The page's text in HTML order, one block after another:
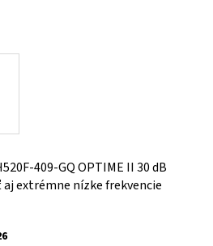
409-GQ OPTIME II 30 dB
extrémne nízke frekvencie